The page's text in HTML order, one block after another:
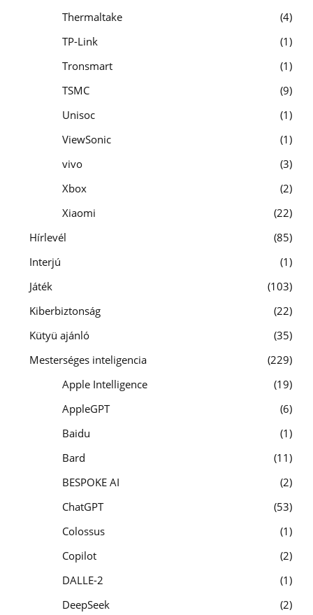
Thermaltake
4
TP-Link
1
Tronsmart
1
TSMC
9
Unisoc
1
ViewSonic
1
vivo
3
Xbox
2
Xiaomi
22
Hírlevél
85
Interjú
1
Játék
103
Kiberbiztonság
22
Kütyü ajánló
35
Mesterséges inteligencia
229
Apple Intelligence
19
AppleGPT
6
Baidu
1
Bard
11
BESPOKE AI
2
ChatGPT
53
Colossus
1
Copilot
2
DALLE-2
1
DeepSeek
2